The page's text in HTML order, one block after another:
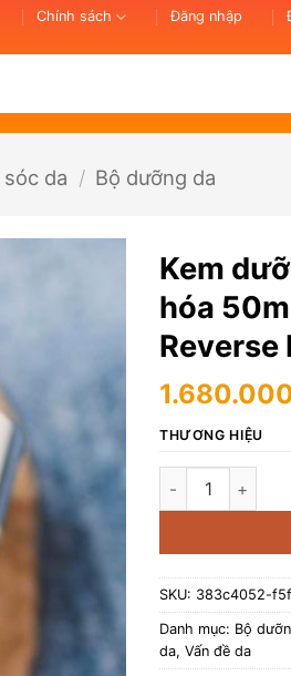
Chính sách Đăng nhập
da / Bộ dưỡng da
Kem
hóa
Reverse
THƯƠNG HIỆU
Kem dưỡng
SKU: 383c4052-
Danh mục: Bộ
da, Vấn đề da